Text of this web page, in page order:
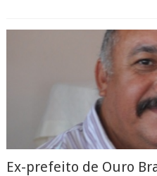
Ex-prefeito de Ouro